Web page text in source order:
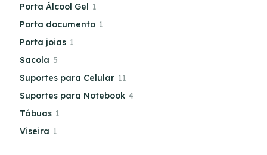
Porta Álcool Gel 1
Porta documento 1
Porta joias 1
Sacola 5
Suportes para Celular 11
Suportes para Notebook 4
Tábuas 1
Viseira 1